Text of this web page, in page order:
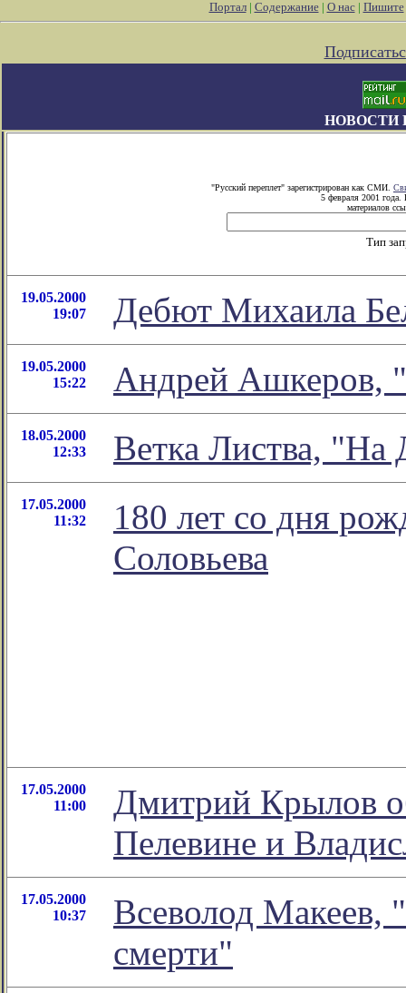
Портал| Содержание| О нас| Пишите
НОВОСТИ
"Русский переплет" зарегистрирован как СМИ.
5 февраля 2001 года.
материалов
Тип
19.05.2000
19:07
Дебют Михаила
19.05.2000
15:22
Андрей Ашкеров,
18.05.2000
12:33
Ветка Листва, "На
17.05.2000
11:32
180 лет со дня
Соловьева
17.05.2000
11:00
Дмитрий Крылов
Пелевине и
17.05.2000
10:37
Всеволод Макеев,
смерти"